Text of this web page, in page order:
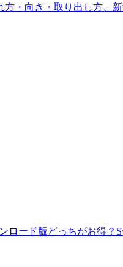
方・向き・取り出し方、
ロード版どっちがお得？